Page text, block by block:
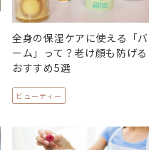
全身の保湿ケアに使える「バ
ーム」って？老け顔も防げる
おすすめ5選
ビューティー